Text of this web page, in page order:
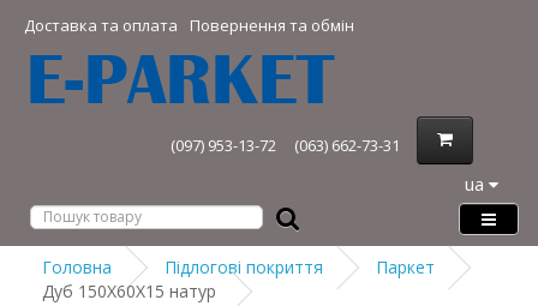
Доставка та оплата Повернення та обмін
(097) 953-13-72 (063) 662-73-31
ua
Головна Підлогові покриття
Паркет
Дуб 150Х60Х15 натур